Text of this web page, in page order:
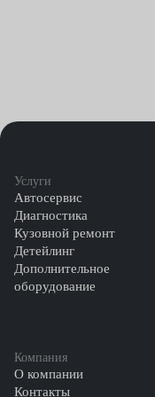
Услуги
Автосервис
Диагностика
Кузовной ремонт
Детейлинг
Дополнительное
оборудование
Компания
О компании
Контакты